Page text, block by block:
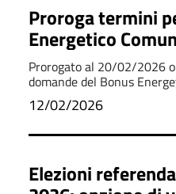
Proroga termini
Energetico
Prorogato al 20/02/2026
domande del Bonus
12/02/2026
Elezioni